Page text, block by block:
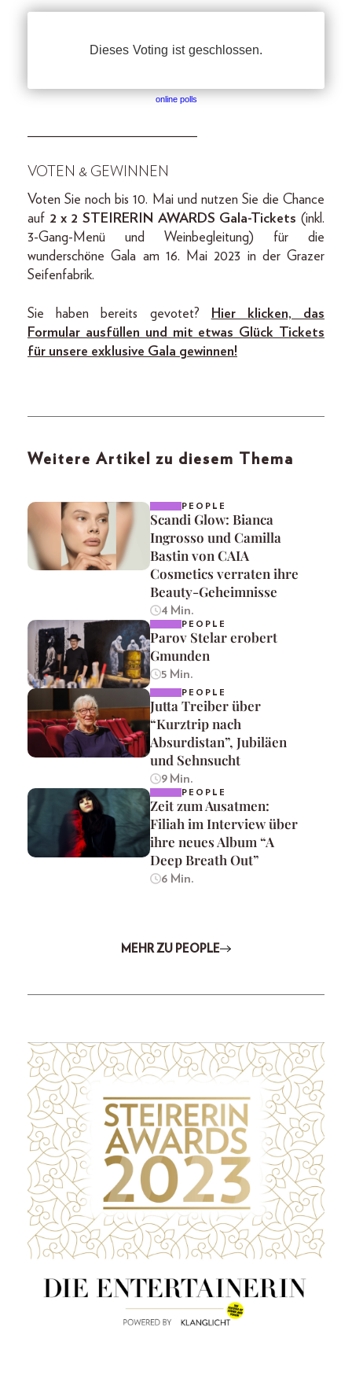
online polls
VOTEN & GEWINNEN
Voten Sie noch bis 10. Mai und nutzen Sie die Chance
auf 2 x 2 STEIRERIN AWARDS Gala-Tickets (inkl.
3-Gang-Menü und Weinbegleitung) für die
wunderschöne Gala am 16. Mai 2023 in der Grazer
Seifenfabrik.
Sie haben bereits gevotet?
Hier klicken, das
Formular ausfüllen und mit etwas Glück Tickets
für unsere exklusive Gala gewinnen!
Weitere Artikel zu diesem Thema
PEOPLE
Scandi Glow: Bianca
Ingrosso und Camilla
Bastin von CAIA
Cosmetics verraten ihre
Beauty-Geheimnisse
4 Min.
PEOPLE
Parov Stelar erobert
Gmunden
5 Min.
PEOPLE
Jutta Treiber über
“Kurztrip nach
Absurdistan”, Jubiläen
und Sehnsucht
9 Min.
PEOPLE
Zeit zum Ausatmen:
Filiah im Interview über
ihre neues Album “A
Deep Breath Out”
6 Min.
MEHR ZU PEOPLE